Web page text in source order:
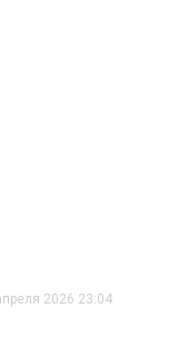
2026 23:04